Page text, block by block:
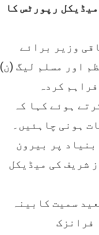
رپورٹس کا
وزیر برائے
اور مسلم لیگ (ن)
کردہ
ہوئے کہا کہ
ہونی چاہئیں۔
پر بیرون
شریف کی میڈیکل
سمیت کابینہ
فرانزک